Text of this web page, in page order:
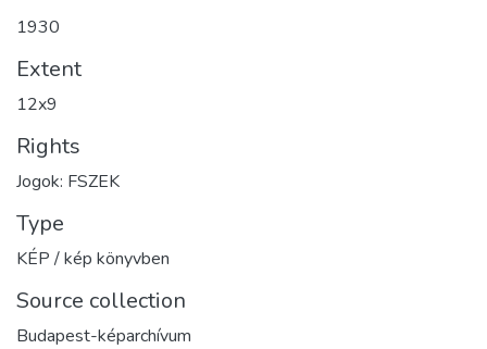
1930
Extent
12x9
Rights
Jogok: FSZEK
Type
KÉP / kép könyvben
Source collection
Budapest-képarchívum